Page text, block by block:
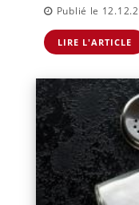
Publié le
LIRE L'ARTICLE